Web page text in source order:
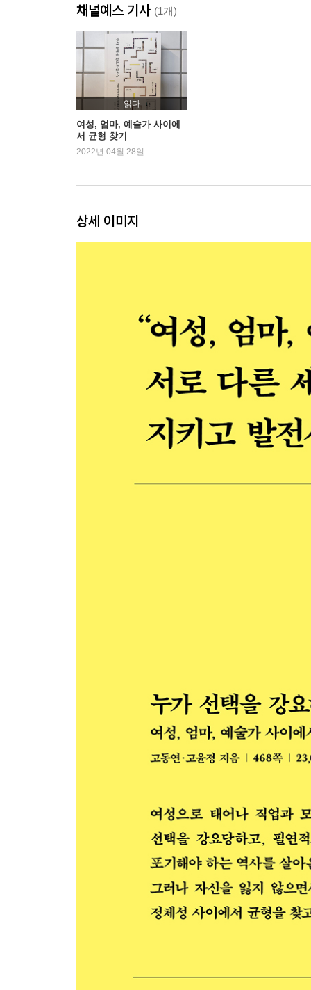
8. 성평등은 머리가 아닌 몸으로 실천해 가는 것: 정
9. 강강술래, 무기력함을 털어 내고: 김도희(1979)
10. 엄마 세대와 우리 세대, 진짜 달라졌을까요?:
11. 태아 드로잉으로 ‘엄마’인 나의 내면을 되돌아
채널예스 기사 (1개)
읽다
여성, 엄마, 예술가 사이에
서 균형 찾기
2022년 04월 28일
상세 이미지